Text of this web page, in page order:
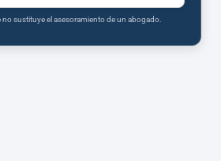
no sustituye el asesoramiento de un abogado.